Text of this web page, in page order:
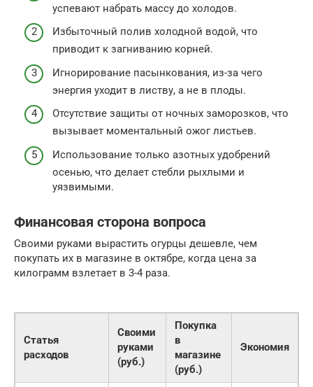
успевают набрать массу до холодов.
Избыточный полив холодной водой, что
приводит к загниванию корней.
Игнорирование пасынкования, из-за чего
энергия уходит в листву, а не в плоды.
Отсутствие защиты от ночных заморозков, что
вызывает моментальный ожог листьев.
Использование только азотных удобрений
осенью, что делает стебли рыхлыми и
уязвимыми.
Финансовая сторона вопроса
Своими руками вырастить огурцы дешевле, чем
покупать их в магазине в октябре, когда цена за
килограмм взлетает в 3-4 раза.
Статья
расходов
Своими
руками
(руб.)
Покупка
в
магазине
(руб.)
Экономия